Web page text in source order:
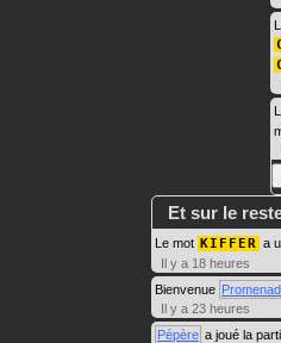
Et sur le
Le mot KIFFER a
Il y a 18 heures
Bienvenue
Il y a 23 heures
Pépère a joué la